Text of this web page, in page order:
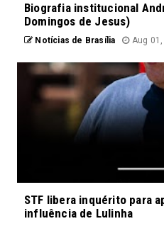
Biografia institucional
Domingos de Jesus)
Notícias de Brasília Aug 01,
STF libera inquérito para
influência de Lulinha